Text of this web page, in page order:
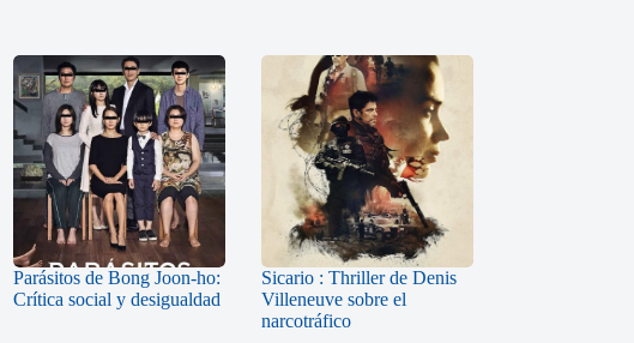
Parásitos de Bong Joon-ho:
Crítica social y desigualdad
Sicario : Thriller de Denis
Villeneuve sobre el
narcotráfico